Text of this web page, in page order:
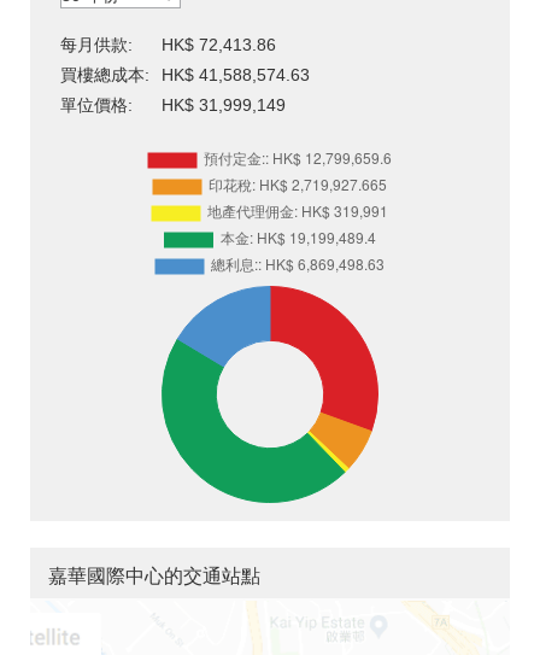
每月供款:
HK$ 72,413.86
買樓總成本:
HK$ 41,588,574.63
單位價格:
HK$ 31,999,149
嘉華國際中心的交通站點